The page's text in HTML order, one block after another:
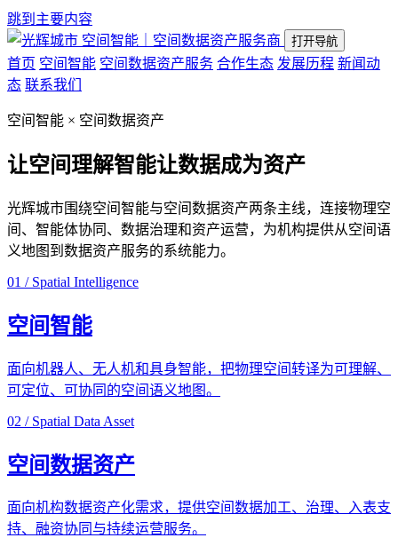
跳到主要内容
空间智能｜空间数据资产服务商
打开导航
首页 空间智能 空间数据资产服务 合作生态 发展历程 新闻动
态 联系我们
空间智能 × 空间数据资产
让空间理解智能让数据成为资产
光辉城市围绕空间智能与空间数据资产两条主线，连接物理空
间、智能体协同、数据治理和资产运营，为机构提供从空间语
义地图到数据资产服务的系统能力。
01 / Spatial Intelligence
空间智能
面向机器人、无人机和具身智能，把物理空间转译为可理解、
可定位、可协同的空间语义地图。
02 / Spatial Data Asset
空间数据资产
面向机构数据资产化需求，提供空间数据加工、治理、入表支
持、融资协同与持续运营服务。